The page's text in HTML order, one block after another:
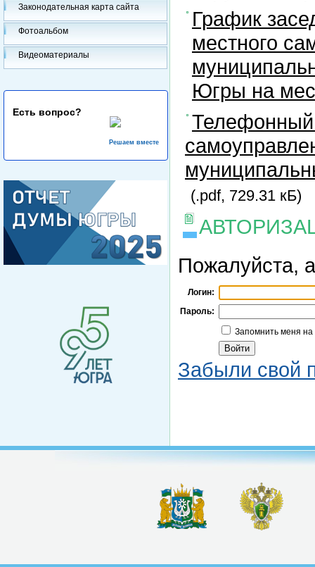
Законодательная карта сайта
Фотоальбом
Видеоматериалы
Есть вопрос?
Решаем вместе
График
местного
Югры на
Телефонный
(.pdf, 729.31 кБ)
Пожалуйста,
Логин:
Пароль:
Запомнить меня
Забыли свой